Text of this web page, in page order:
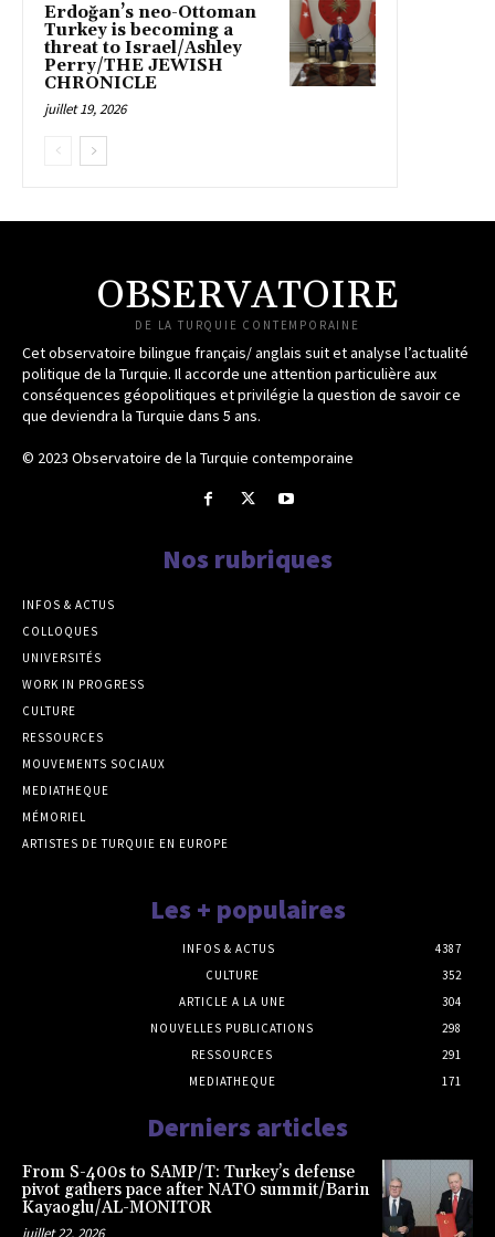
Erdoğan’s neo-Ottoman
Turkey is becoming a
threat to Israel/Ashley
Perry/THE JEWISH
CHRONICLE
juillet 19, 2026
OBSERVATOIRE
DE LA TURQUIE CONTEMPORAINE
Cet observatoire bilingue français/ anglais suit et analyse l’actualité
politique de la Turquie. Il accorde une attention particulière aux
conséquences géopolitiques et privilégie la question de savoir ce
que deviendra la Turquie dans 5 ans.
© 2023 Observatoire de la Turquie contemporaine
Nos rubriques
INFOS & ACTUS
COLLOQUES
UNIVERSITÉS
WORK IN PROGRESS
CULTURE
RESSOURCES
MOUVEMENTS SOCIAUX
MEDIATHEQUE
MÉMORIEL
ARTISTES DE TURQUIE EN EUROPE
Les + populaires
INFOS & ACTUS
4387
CULTURE
352
ARTICLE A LA UNE
304
NOUVELLES PUBLICATIONS
298
RESSOURCES
291
MEDIATHEQUE
171
Derniers articles
From S-400s to SAMP/T: Turkey’s defense
pivot gathers pace after NATO summit/Barin
Kayaoglu/AL-MONITOR
juillet 22, 2026